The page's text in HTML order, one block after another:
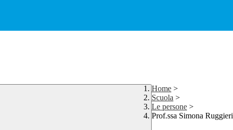
Home >
Scuola >
Le persone >
Prof.ssa Simona Ruggieri